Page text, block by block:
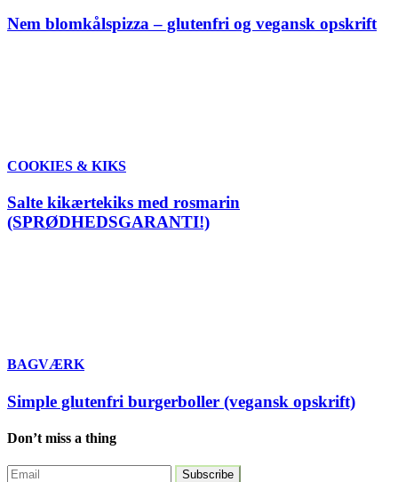
Nem blomkålspizza – glutenfri og vegansk opskrift
COOKIES & KIKS
Salte kikærtekiks med rosmarin
(SPRØDHEDSGARANTI!)
BAGVÆRK
Simple glutenfri burgerboller (vegansk opskrift)
Don’t miss a thing